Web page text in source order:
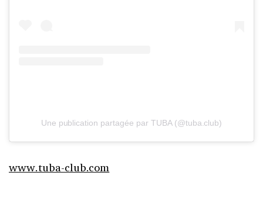
Une publication partagée par TUBA (@tuba.club)
www.tuba-club.com